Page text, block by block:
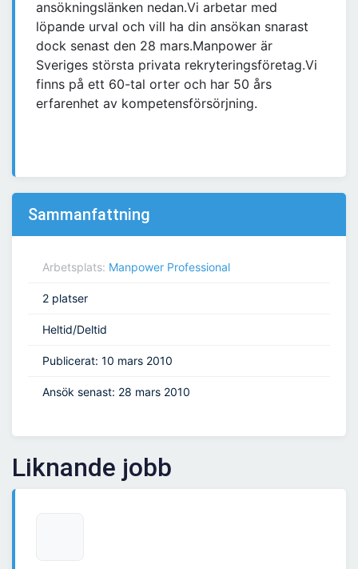
ansökningslänken nedan.Vi arbetar med
löpande urval och vill ha din ansökan snarast
dock senast den 28 mars.Manpower är
Sveriges största privata rekryteringsföretag.Vi
finns på ett 60-tal orter och har 50 års
erfarenhet av kompetensförsörjning.
Sammanfattning
Arbetsplats: Manpower Professional
2 platser
Heltid/Deltid
Publicerat: 10 mars 2010
Ansök senast: 28 mars 2010
Liknande jobb